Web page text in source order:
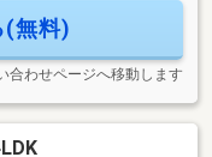
していない物件も
(無料)
合わせページへ移動します